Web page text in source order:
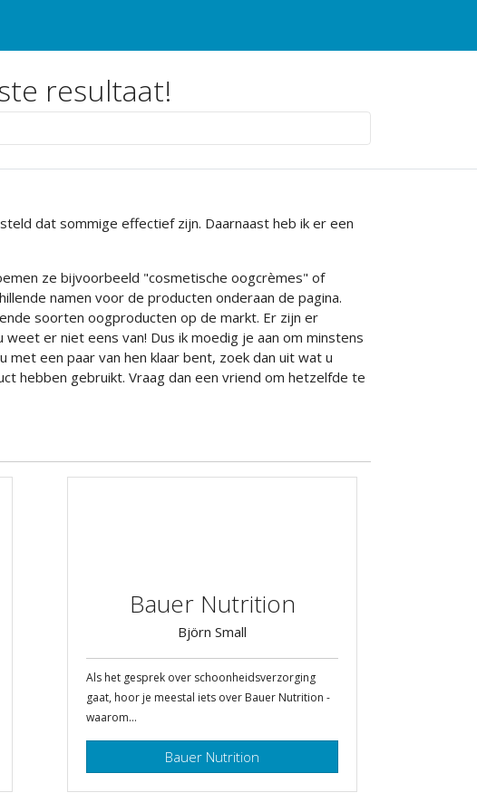
resultaat!
dat sommige effectief zijn. Daarnaast heb ik er een
ze bijvoorbeeld "cosmetische oogcrèmes" of
namen voor de producten onderaan de pagina.
soorten oogproducten op de markt. Er zijn er
er niet eens van! Dus ik moedig je aan om minstens
een paar van hen klaar bent, zoek dan uit wat u
hebben gebruikt. Vraag dan een vriend om hetzelfde te
Bauer Nutrition
Björn Small
Als het gesprek over schoonheidsverzorging
gaat, hoor je meestal iets over Bauer Nutrition -
waarom...
Bauer Nutrition